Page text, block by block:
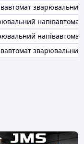
зварювальний